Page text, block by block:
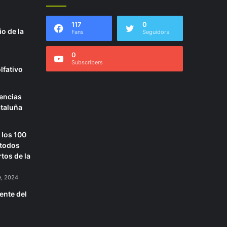
de la
los 100
de la
2024
del
117
Fans
0
Seguidors
0
Subscribers